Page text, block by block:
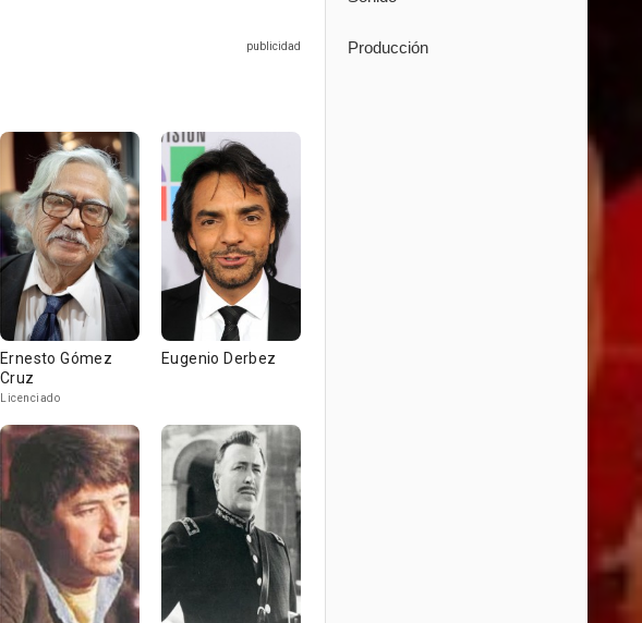
Ernesto Gómez
Cruz
Licenciado
Eugenio Derbez
Producción